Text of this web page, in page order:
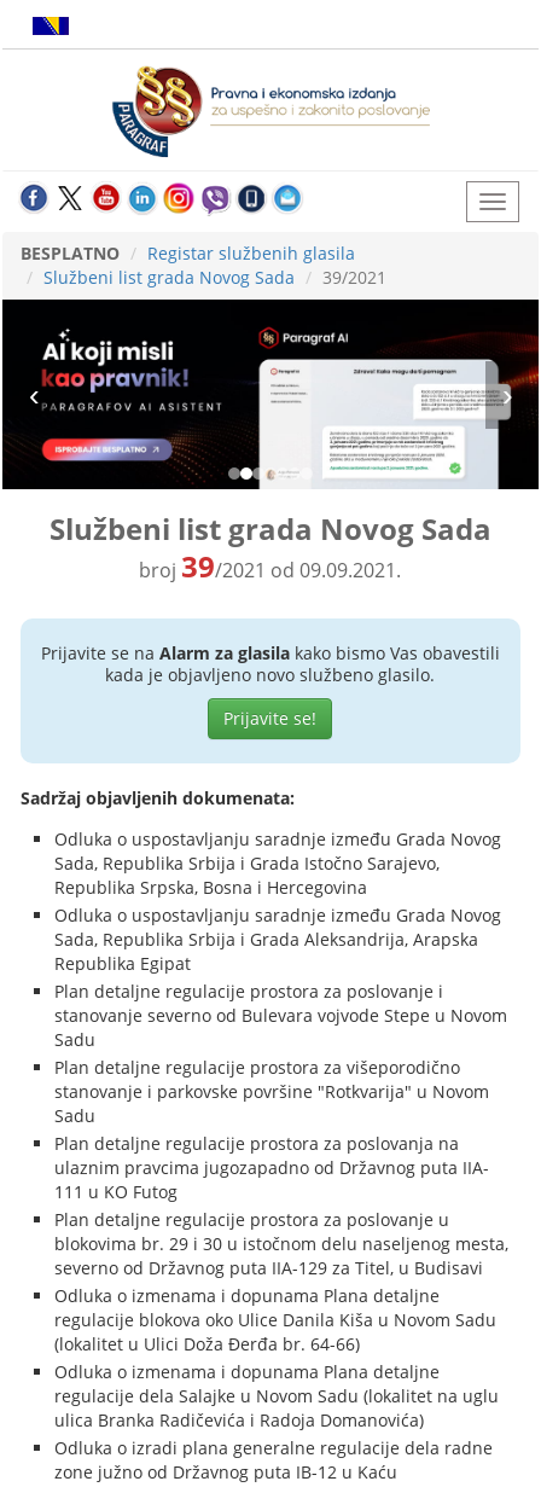
BESPLATNO
Registar službenih glasila
Službeni list grada Novog Sada
39/2021
Službeni list grada Novog Sada
broj 39/2021 od 09.09.2021.
Prijavite se na Alarm za glasilakako bismo Vas obavestili
kada je objavljeno novo službeno glasilo.
Prijavite se!
Sadržaj objavljenih dokumenata:
Odluka o uspostavljanju saradnje između Grada Novog
Sada, Republika Srbija i Grada Istočno Sarajevo,
Republika Srpska, Bosna i Hercegovina
Odluka o uspostavljanju saradnje između Grada Novog
Sada, Republika Srbija i Grada Aleksandrija, Arapska
Republika Egipat
Plan detaljne regulacije prostora za poslovanje i
stanovanje severno od Bulevara vojvode Stepe u Novom
Sadu
Plan detaljne regulacije prostora za višeporodično
stanovanje i parkovske površine "Rotkvarija" u Novom
Sadu
Plan detaljne regulacije prostora za poslovanja na
ulaznim pravcima jugozapadno od Državnog puta IIA-
111 u KO Futog
Plan detaljne regulacije prostora za poslovanje u
blokovima br. 29 i 30 u istočnom delu naseljenog mesta,
severno od Državnog puta IIA-129 za Titel, u Budisavi
Odluka o izmenama i dopunama Plana detaljne
regulacije blokova oko Ulice Danila Kiša u Novom Sadu
(lokalitet u Ulici Doža Đerđa br. 64-66)
Odluka o izmenama i dopunama Plana detaljne
regulacije dela Salajke u Novom Sadu (lokalitet na uglu
ulica Branka Radičevića i Radoja Domanovića)
Odluka o izradi plana generalne regulacije dela radne
zone južno od Državnog puta IB-12 u Kaću